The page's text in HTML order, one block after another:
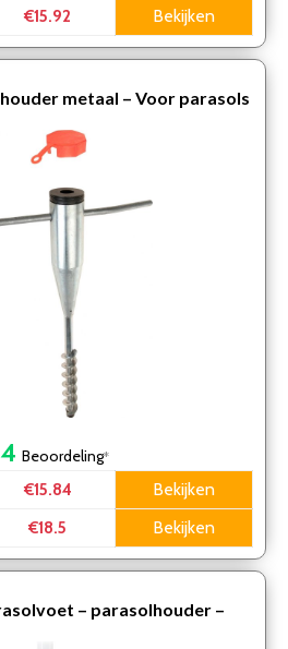
€15.92 Bekijken
metaal – Voor parasols
25 tot 25 mm
Beoordeling*
€15.84
Bekijken
€18.5 Bekijken
– parasolhouder –